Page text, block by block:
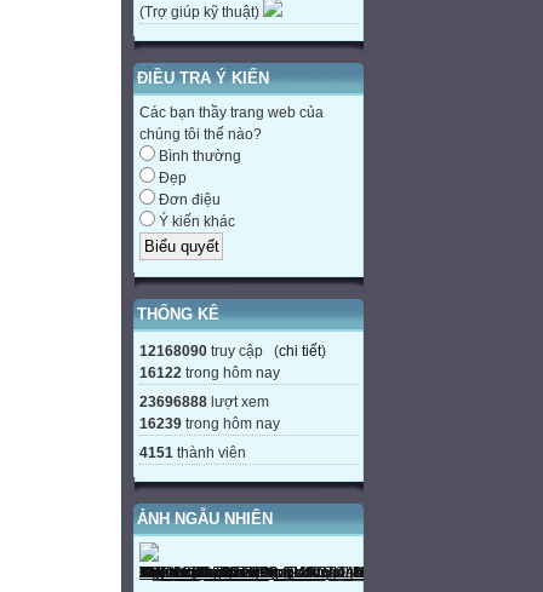
(Trợ giúp kỹ thuật)
ĐIỀU TRA Ý KIẾN
Các bạn thầy trang web của
chúng tôi thế nào?
Bình thường
Đẹp
Đơn điệu
Ý kiến khác
THỐNG KÊ
12168090 truy cập (chi tiết)
16122 trong hôm nay
23696888 lượt xem
16239 trong hôm nay
4151 thành viên
ẢNH NGẪU NHIÊN